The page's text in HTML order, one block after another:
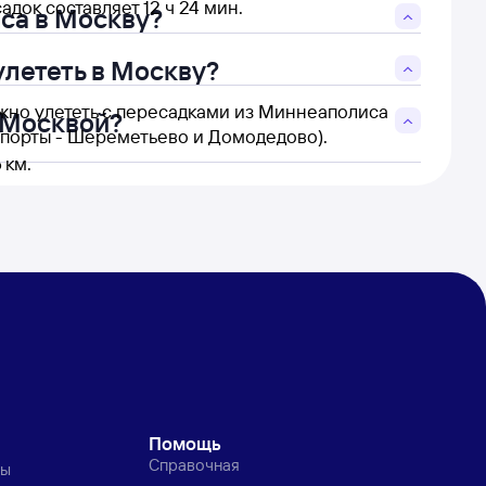
составляет 12 ч 24 мин.
в Москву?
в Москву?
улететь с пересадками из Миннеаполиса
- Шереметьево и Домодедово).
км.
Помощь
Справочная